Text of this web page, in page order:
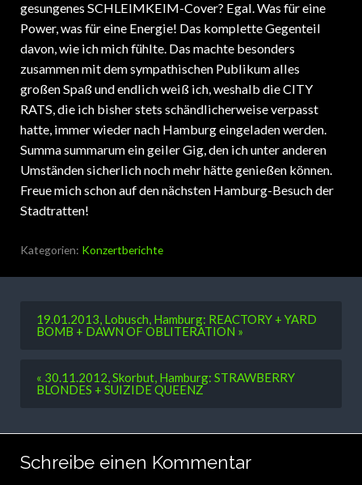
gesungenes SCHLEIMKEIM-Cover? Egal. Was für eine
Power, was für eine Energie! Das komplette Gegenteil
davon, wie ich mich fühlte. Das machte besonders
zusammen mit dem sympathischen Publikum alles
großen Spaß und endlich weiß ich, weshalb die CITY
RATS, die ich bisher stets schändlicherweise verpasst
hatte, immer wieder nach Hamburg eingeladen werden.
Summa summarum ein geiler Gig, den ich unter anderen
Umständen sicherlich noch mehr hätte genießen können.
Freue mich schon auf den nächsten Hamburg-Besuch der
Stadtratten!
Kategorien: Konzertberichte
19.01.2013, Lobusch, Hamburg: REACTORY + YARD
BOMB + DAWN OF OBLITERATION »
« 30.11.2012, Skorbut, Hamburg: STRAWBERRY
BLONDES + SUIZIDE QUEENZ
Schreibe einen Kommentar